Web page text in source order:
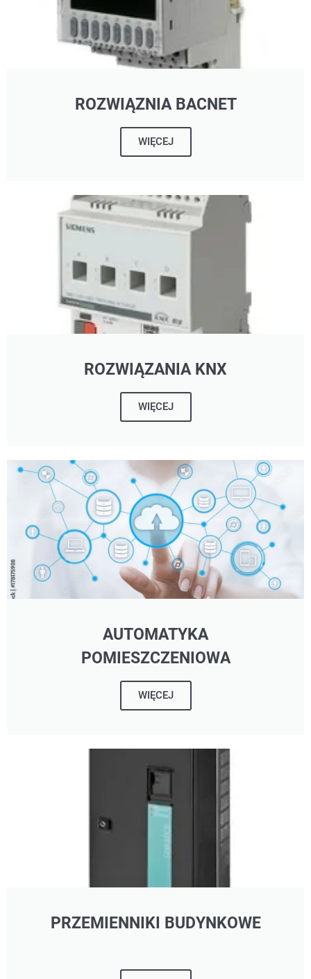
ROZWIĄZNIA BACNET
WIĘCEJ
ROZWIĄZANIA KNX
WIĘCEJ
AUTOMATYKA
POMIESZCZENIOWA
WIĘCEJ
PRZEMIENNIKI BUDYNKOWE